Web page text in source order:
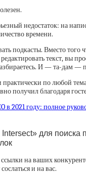
недостаток: на
времени.
подкасты. Вместо того
текст, вы
И — та-дам —
по любой
получил благодаря
для поиска
на ваших
и на вас.